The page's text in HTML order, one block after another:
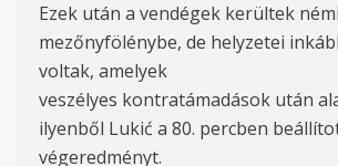
Ezek után a vendégek kerültek némi
mezőnyfölénybe, de helyzetei
voltak, amelyek
veszélyes kontratámadások után
ilyenből Lukić a 80. percben
végeredményt.